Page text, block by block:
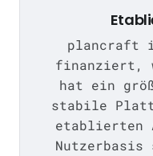
plancraft
finanziert,
hat ein
stabile
etablierten